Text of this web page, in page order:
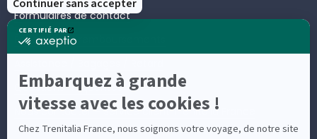
Formulaires de contact
Échanges et remboursements
Questions fréquentes
Nous contacter – Service client Trenitalia France